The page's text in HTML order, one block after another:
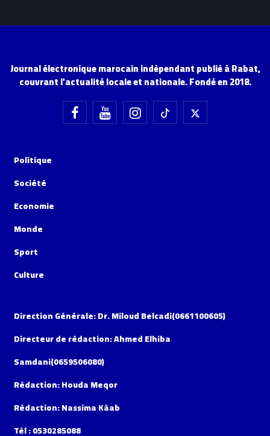
Journal électronique marocain indépendant publié à Rabat,
couvrant l'actualité locale et nationale. Fondé en 2018.
Politique
Société
Economie
Monde
Sport
Culture
Direction Générale: Dr. Miloud Belcadi(0661100605)
Directeur de rédaction: Ahmed Elhiba
Samdani(0659506080)
Rédaction: Houda Meqor
Rédaction: Nassima Kâab
Tél : 0530285088